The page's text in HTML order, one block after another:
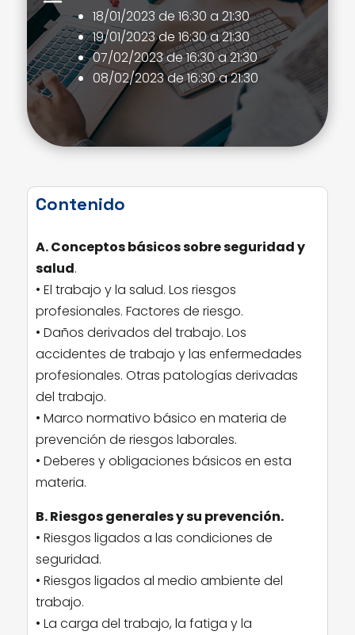
18/01/2023 de 16:30 a 21:30
19/01/2023 de 16:30 a 21:30
07/02/2023 de 16:30 a 21:30
08/02/2023 de 16:30 a 21:30
Contenido
A. Conceptos básicos sobre seguridad y
salud.
• El trabajo y la salud. Los riesgos
profesionales. Factores de riesgo.
• Daños derivados del trabajo. Los
accidentes de trabajo y las enfermedades
profesionales. Otras patologías derivadas
del trabajo.
• Marco normativo básico en materia de
prevención de riesgos laborales.
• Deberes y obligaciones básicos en esta
materia.
B. Riesgos generales y su prevención.
• Riesgos ligados a las condiciones de
seguridad.
• Riesgos ligados al medio ambiente del
trabajo.
• La carga del trabajo, la fatiga y la